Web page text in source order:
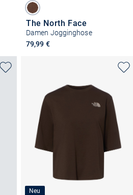
The North Face
Damen Jogginghose
79,99 €
Neu